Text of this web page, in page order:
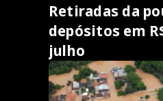
Retiradas da
depósitos em
julho